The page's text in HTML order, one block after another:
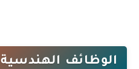
الوظائف الهندسية